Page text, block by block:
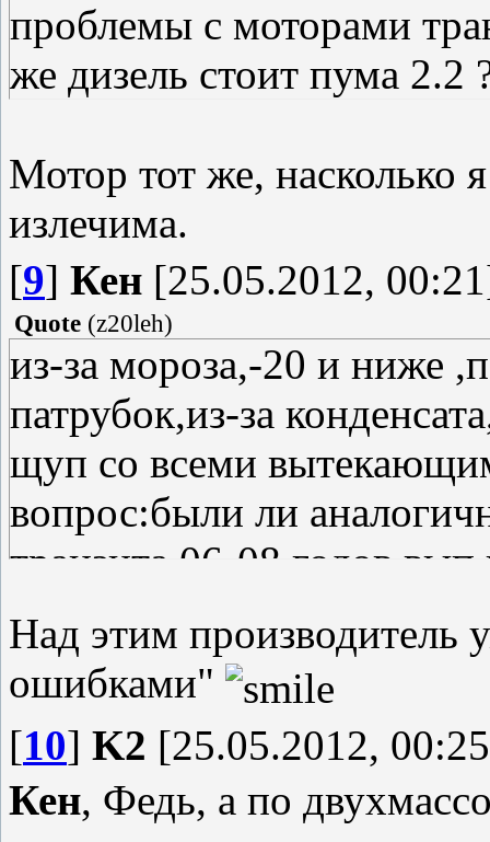
проблемы с моторами
же дизель стоит пума 2.2
Мотор тот же, насколько
излечима.
[9] Кен [25.05.2012,
Quote (z20leh)
из-за мороза,-20 и ниже
патрубок,из-за
щуп со всеми
вопрос:были ли
транзита 06-08 годов
2.2 ?
Над этим производитель
ошибками"
[10] K2 [25.05.2012,
Кен, Федь, а по